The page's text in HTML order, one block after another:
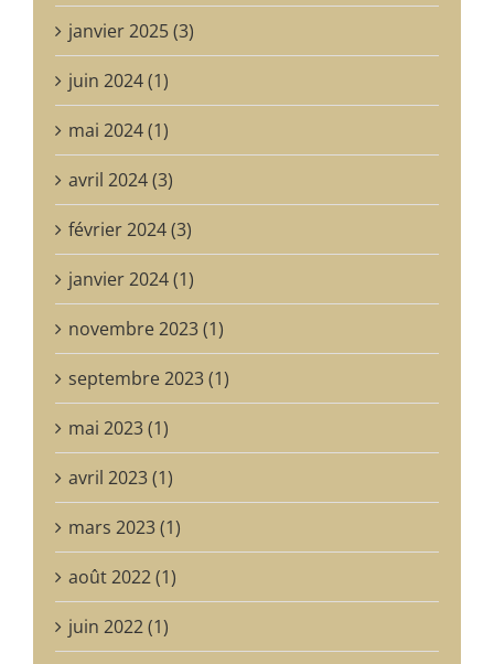
janvier 2025 (3)
juin 2024 (1)
mai 2024 (1)
avril 2024 (3)
février 2024 (3)
janvier 2024 (1)
novembre 2023 (1)
septembre 2023 (1)
mai 2023 (1)
avril 2023 (1)
mars 2023 (1)
août 2022 (1)
juin 2022 (1)